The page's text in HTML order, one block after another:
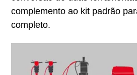
complemento ao kit padrão
completo.